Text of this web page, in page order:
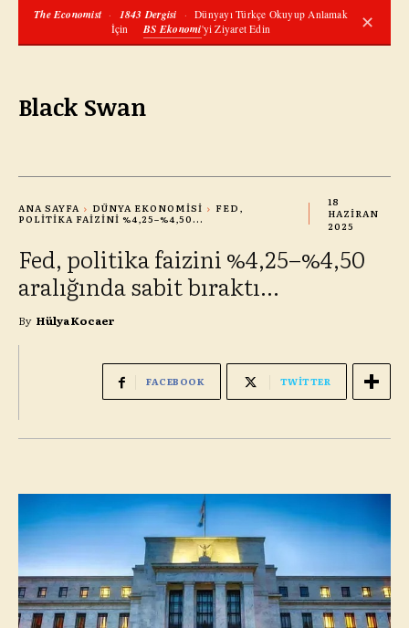
The Economist · 1843 Dergisi ·
Dünyayı Türkçe Okuyup Anlamak
İçin
BS Ekonomi'yi Ziyaret Edin ✕
Black Swan
ANA SAYFA DÜNYA EKONOMISI
FED,
POLITIKA FAIZINI %4,25–%4,50...
18
HAZIRAN
2025
Fed, politika faizini %4,25–%4,50
aralığında sabit bıraktı…
By Hülya Kocaer
FACEBOOK TWITTER